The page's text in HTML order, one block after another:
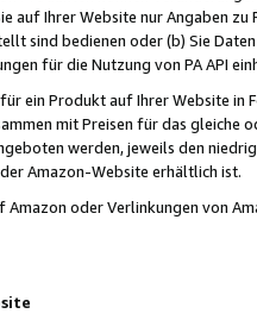
auf Ihrer Website nur Angaben
sind bedienen oder (b) Sie
für die Nutzung von PA API
ein Produkt auf Ihrer Website
mit Preisen für das
werden, jeweils den
Amazon-Website erhältlich ist.
oder Verlinkungen von